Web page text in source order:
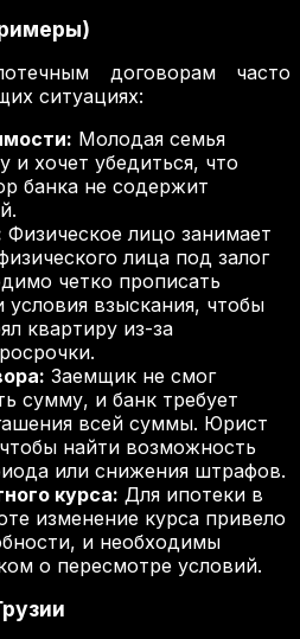
договорам часто
ситуациях:
Молодая семья
и хочет убедиться, что
банка не содержит
Физическое лицо занимает
лица под залог
четко прописать
условия взыскания, чтобы
квартиру из-за
Заемщик не смог
сумму, и банк требует
всей суммы. Юрист
найти возможность
или снижения штрафов.
курса: Для ипотеки в
изменение курса привело
и необходимы
о пересмотре условий.